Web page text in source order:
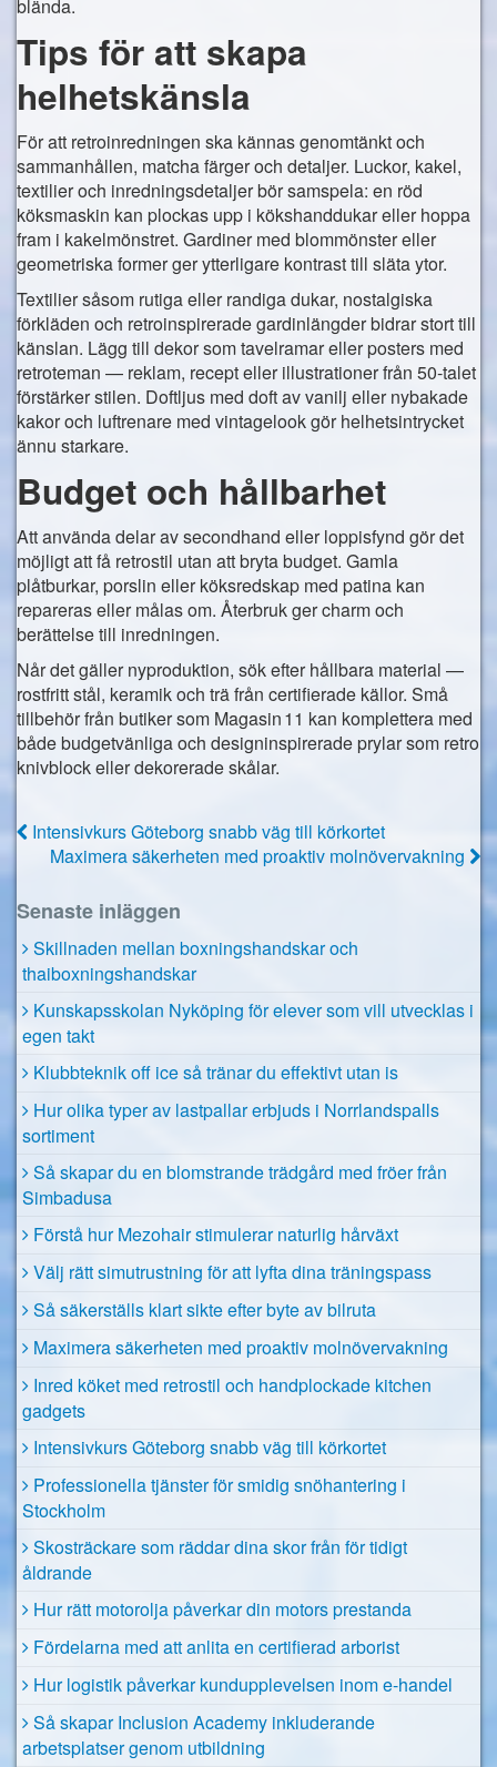
blända.
Tips för att skapa
helhetskänsla
För att retroinredningen ska kännas genomtänkt och
sammanhållen, matcha färger och detaljer. Luckor, kakel,
textilier och inredningsdetaljer bör samspela: en röd
köksmaskin kan plockas upp i kökshanddukar eller hoppa
fram i kakelmönstret. Gardiner med blommönster eller
geometriska former ger ytterligare kontrast till släta ytor.
Textilier såsom rutiga eller randiga dukar, nostalgiska
förkläden och retroinspirerade gardinlängder bidrar stort till
känslan. Lägg till dekor som tavelramar eller posters med
retroteman — reklam, recept eller illustrationer från 50‑talet
förstärker stilen. Doftljus med doft av vanilj eller nybakade
kakor och luftrenare med vintagelook gör helhetsintrycket
ännu starkare.
Budget och hållbarhet
Att använda delar av secondhand eller loppisfynd gör det
möjligt att få retrostil utan att bryta budget. Gamla
plåtburkar, porslin eller köksredskap med patina kan
repareras eller målas om. Återbruk ger charm och
berättelse till inredningen.
Når det gäller nyproduktion, sök efter hållbara material —
rostfritt stål, keramik och trä från certifierade källor. Små
tillbehör från butiker som Magasin 11 kan komplettera med
både budgetvänliga och designinspirerade prylar som retro
knivblock eller dekorerade skålar.
Intensivkurs Göteborg snabb väg till körkortet
Maximera säkerheten med proaktiv molnövervakning
Senaste inläggen
Skillnaden mellan boxningshandskar och
thaiboxningshandskar
Kunskapsskolan Nyköping för elever som vill utvecklas i
egen takt
Klubbteknik off ice så tränar du effektivt utan is
Hur olika typer av lastpallar erbjuds i Norrlandspalls
sortiment
Så skapar du en blomstrande trädgård med fröer från
Simbadusa
Förstå hur Mezohair stimulerar naturlig hårväxt
Välj rätt simutrustning för att lyfta dina träningspass
Så säkerställs klart sikte efter byte av bilruta
Maximera säkerheten med proaktiv molnövervakning
Inred köket med retrostil och handplockade kitchen
gadgets
Intensivkurs Göteborg snabb väg till körkortet
Professionella tjänster för smidig snöhantering i
Stockholm
Skosträckare som räddar dina skor från för tidigt
åldrande
Hur rätt motorolja påverkar din motors prestanda
Fördelarna med att anlita en certifierad arborist
Hur logistik påverkar kundupplevelsen inom e-handel
Så skapar Inclusion Academy inkluderande
arbetsplatser genom utbildning